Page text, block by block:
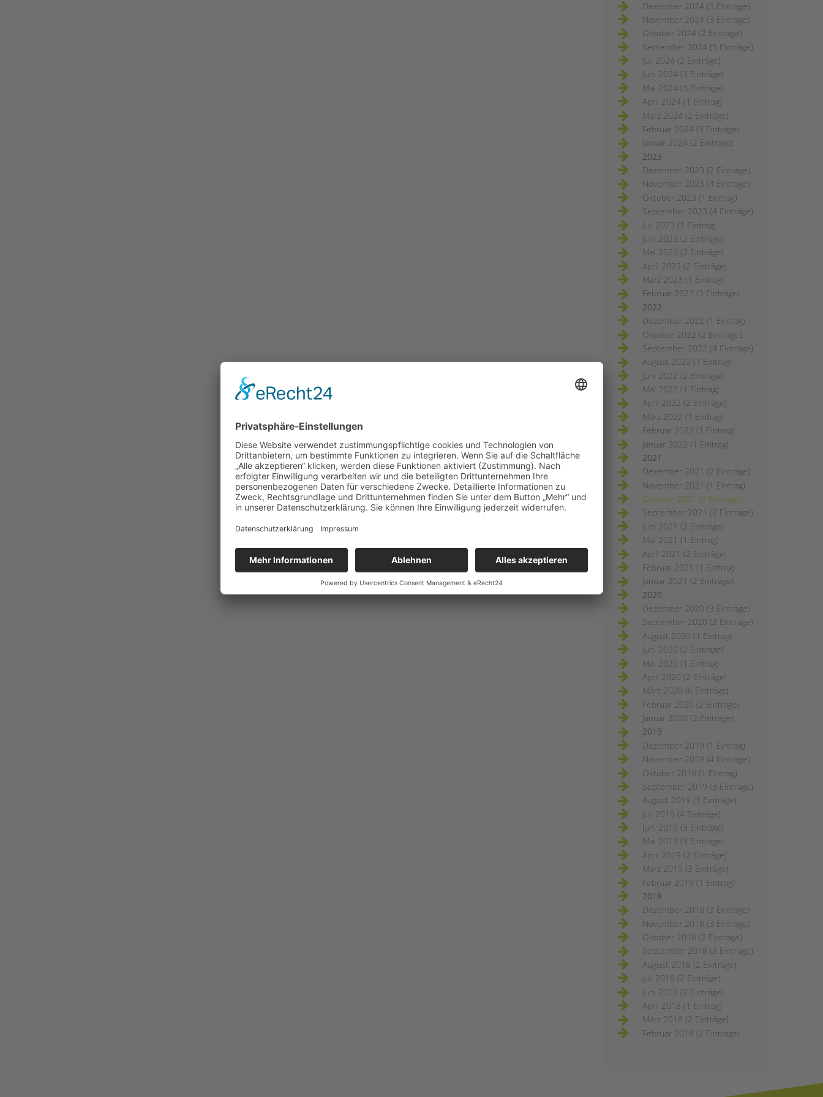
Dezember 2024 (3 Einträge)
November 2024 (3 Einträge)
Oktober 2024 (2 Einträge)
September 2024 (5 Einträge)
Juli 2024 (2 Einträge)
Juni 2024 (3 Einträge)
Mai 2024 (3 Einträge)
April 2024 (1 Eintrag)
März 2024 (2 Einträge)
Februar 2024 (3 Einträge)
Januar 2024 (2 Einträge)
2023
Dezember 2023 (2 Einträge)
November 2023 (4 Einträge)
Oktober 2023 (1 Eintrag)
September 2023 (4 Einträge)
Juli 2023 (1 Eintrag)
Juni 2023 (2 Einträge)
Mai 2023 (2 Einträge)
April 2023 (2 Einträge)
März 2023 (1 Eintrag)
Februar 2023 (3 Einträge)
2022
Dezember 2022 (1 Eintrag)
Oktober 2022 (2 Einträge)
September 2022 (4 Einträge)
August 2022 (1 Eintrag)
Juni 2022 (2 Einträge)
Mai 2022 (1 Eintrag)
April 2022 (2 Einträge)
März 2022 (1 Eintrag)
Februar 2022 (1 Eintrag)
Januar 2022 (1 Eintrag)
2021
Dezember 2021 (2 Einträge)
November 2021 (1 Eintrag)
Oktober 2021 (3 Einträge)
September 2021 (2 Einträge)
Juni 2021 (2 Einträge)
Mai 2021 (1 Eintrag)
April 2021 (2 Einträge)
Februar 2021 (1 Eintrag)
Januar 2021 (2 Einträge)
2020
Dezember 2020 (3 Einträge)
September 2020 (2 Einträge)
August 2020 (1 Eintrag)
Juni 2020 (2 Einträge)
Mai 2020 (1 Eintrag)
April 2020 (2 Einträge)
März 2020 (6 Einträge)
Februar 2020 (2 Einträge)
Januar 2020 (2 Einträge)
2019
Dezember 2019 (1 Eintrag)
November 2019 (4 Einträge)
Oktober 2019 (1 Eintrag)
September 2019 (3 Einträge)
August 2019 (3 Einträge)
Juli 2019 (4 Einträge)
Juni 2019 (3 Einträge)
Mai 2019 (3 Einträge)
April 2019 (2 Einträge)
März 2019 (3 Einträge)
Februar 2019 (1 Eintrag)
2018
Dezember 2018 (3 Einträge)
November 2018 (3 Einträge)
Oktober 2018 (2 Einträge)
September 2018 (3 Einträge)
August 2018 (2 Einträge)
Juli 2018 (2 Einträge)
Juni 2018 (2 Einträge)
April 2018 (1 Eintrag)
März 2018 (2 Einträge)
Februar 2018 (2 Einträge)